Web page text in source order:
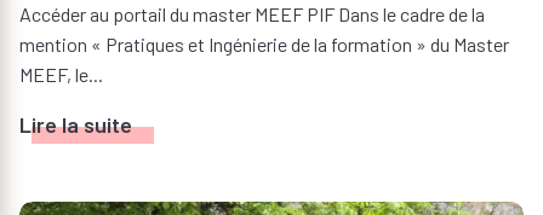
Accéder au portail du master MEEF PIF Dans le cadre de la
mention « Pratiques et Ingénierie de la formation » du Master
MEEF, le...
Lire la suite